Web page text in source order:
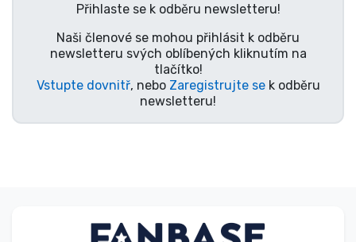
Přihlaste se k odběru newsletteru!
Naši členové se mohou přihlásit k odběru
newsletteru svých oblíbených kliknutím na
tlačítko!
Vstupte dovnitř, nebo Zaregistrujte sek odběru
newsletteru!
Značky